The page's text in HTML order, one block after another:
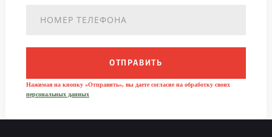
ОТПРАВИТЬ
Нажимая на кнопку «Отправить», вы даете согласие на обработку своих
персональных данных